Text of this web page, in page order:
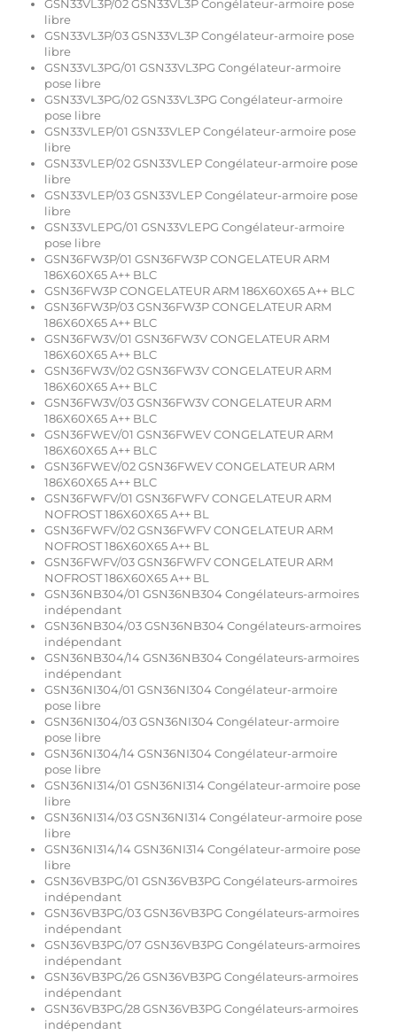
GSN33VL3P/02 GSN33VL3P Congélateur-armoire pose
libre
GSN33VL3P/03 GSN33VL3P Congélateur-armoire pose
libre
GSN33VL3PG/01 GSN33VL3PG Congélateur-armoire
pose libre
GSN33VL3PG/02 GSN33VL3PG Congélateur-armoire
pose libre
GSN33VLEP/01 GSN33VLEP Congélateur-armoire pose
libre
GSN33VLEP/02 GSN33VLEP Congélateur-armoire pose
libre
GSN33VLEP/03 GSN33VLEP Congélateur-armoire pose
libre
GSN33VLEPG/01 GSN33VLEPG Congélateur-armoire
pose libre
GSN36FW3P/01 GSN36FW3P CONGELATEUR ARM
186X60X65 A++ BLC
GSN36FW3P CONGELATEUR ARM 186X60X65 A++ BLC
GSN36FW3P/03 GSN36FW3P CONGELATEUR ARM
186X60X65 A++ BLC
GSN36FW3V/01 GSN36FW3V CONGELATEUR ARM
186X60X65 A++ BLC
GSN36FW3V/02 GSN36FW3V CONGELATEUR ARM
186X60X65 A++ BLC
GSN36FW3V/03 GSN36FW3V CONGELATEUR ARM
186X60X65 A++ BLC
GSN36FWEV/01 GSN36FWEV CONGELATEUR ARM
186X60X65 A++ BLC
GSN36FWEV/02 GSN36FWEV CONGELATEUR ARM
186X60X65 A++ BLC
GSN36FWFV/01 GSN36FWFV CONGELATEUR ARM
NOFROST 186X60X65 A++ BL
GSN36FWFV/02 GSN36FWFV CONGELATEUR ARM
NOFROST 186X60X65 A++ BL
GSN36FWFV/03 GSN36FWFV CONGELATEUR ARM
NOFROST 186X60X65 A++ BL
GSN36NB304/01 GSN36NB304 Congélateurs-armoires
indépendant
GSN36NB304/03 GSN36NB304 Congélateurs-armoires
indépendant
GSN36NB304/14 GSN36NB304 Congélateurs-armoires
indépendant
GSN36NI304/01 GSN36NI304 Congélateur-armoire
pose libre
GSN36NI304/03 GSN36NI304 Congélateur-armoire
pose libre
GSN36NI304/14 GSN36NI304 Congélateur-armoire
pose libre
GSN36NI314/01 GSN36NI314 Congélateur-armoire pose
libre
GSN36NI314/03 GSN36NI314 Congélateur-armoire pose
libre
GSN36NI314/14 GSN36NI314 Congélateur-armoire pose
libre
GSN36VB3PG/01 GSN36VB3PG Congélateurs-armoires
indépendant
GSN36VB3PG/03 GSN36VB3PG Congélateurs-armoires
indépendant
GSN36VB3PG/07 GSN36VB3PG Congélateurs-armoires
indépendant
GSN36VB3PG/26 GSN36VB3PG Congélateurs-armoires
indépendant
GSN36VB3PG/28 GSN36VB3PG Congélateurs-armoires
indépendant